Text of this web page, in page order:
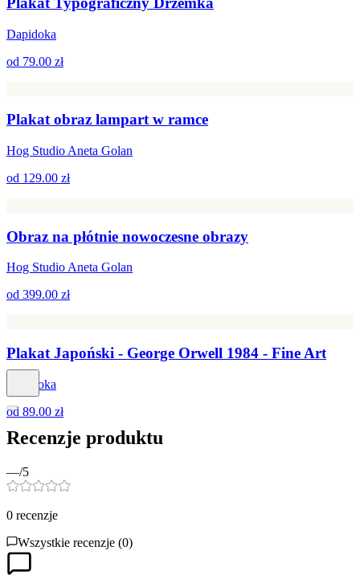
Dapidoka
od 79.00 zł
Plakat obraz lampart w ramce
Hog Studio Aneta Golan
od 129.00 zł
Obraz na płótnie nowoczesne obrazy
Hog Studio Aneta Golan
od 399.00 zł
Plakat Japoński - George Orwell 1984 - Fine Art
Dapidoka
od 89.00 zł
Recenzje produktu
—/5
0 recenzje
Wszystkie recenzje (0)